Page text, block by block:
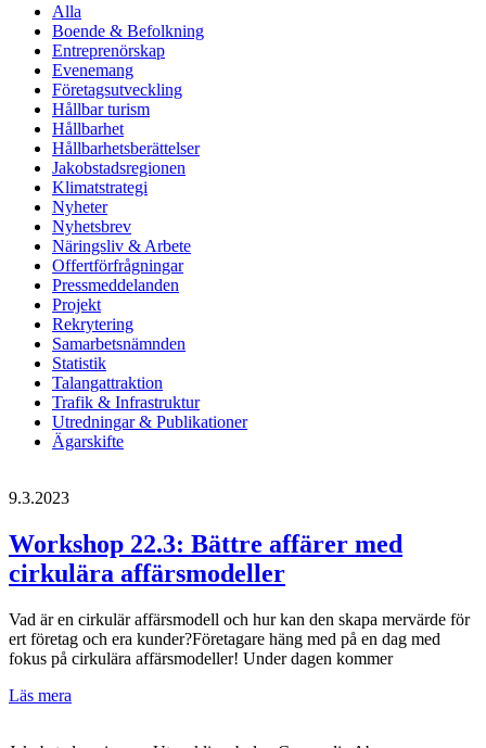
Alla
Boende & Befolkning
Entreprenörskap
Evenemang
Företagsutveckling
Hållbar turism
Hållbarhet
Hållbarhetsberättelser
Jakobstadsregionen
Klimatstrategi
Nyheter
Nyhetsbrev
Näringsliv & Arbete
Offertförfrågningar
Pressmeddelanden
Projekt
Rekrytering
Samarbetsnämnden
Statistik
Talangattraktion
Trafik & Infrastruktur
Utredningar & Publikationer
Ägarskifte
9.3.2023
Workshop 22.3: Bättre affärer med
cirkulära affärsmodeller
Vad är en cirkulär affärsmodell och hur kan den skapa mervärde för
ert företag och era kunder?Företagare häng med på en dag med
fokus på cirkulära affärsmodeller! Under dagen kommer
Läs mera